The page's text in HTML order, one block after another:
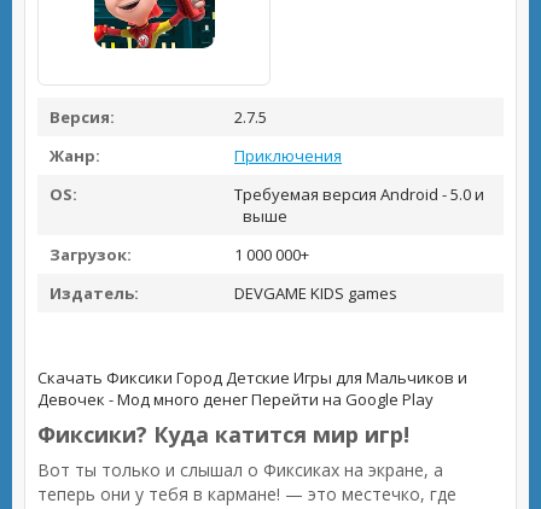
Версия:
2.7.5
Жанр:
Приключения
OS:
Требуемая версия Android - 5.0 и
выше
Загрузок:
1 000 000+
Издатель:
DEVGAME KIDS games
Скачать Фиксики Город Детские Игры для Мальчиков и
Девочек - Мод много денегПерейти на Google Play
Фиксики? Куда катится мир игр!
Вот ты только и слышал о Фиксиках на экране, а
теперь они у тебя в кармане! — это местечко, где